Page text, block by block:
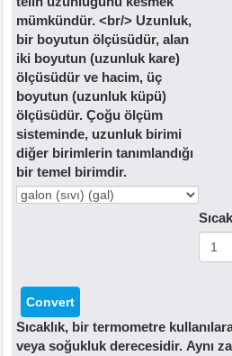
mümkündür. <br/> Uzunluk,
bir boyutun ölçüsüdür, alan
iki boyutun (uzunluk kare)
ölçüsüdür ve hacim, üç
boyutun (uzunluk küpü)
ölçüsüdür. Çoğu ölçüm
sisteminde, uzunluk birimi
diğer birimlerin tanımlandığı
bir temel birimdir.
Sıcaklık, bir termometre
veya soğukluk derecesidir. Aynı